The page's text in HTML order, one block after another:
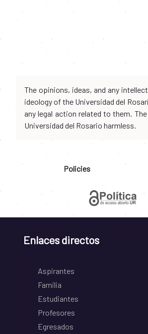
The opinions, ideas, and any
ideology of the Universidad del
any legal action related to them.
Universidad del Rosario harmless.
Policies
Enlaces directos
Aspirantes
Familia
Estudiantes
Profesores
Egresados